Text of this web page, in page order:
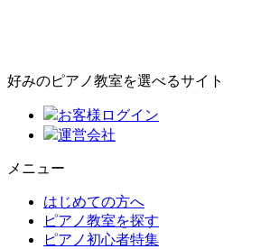
好みのピアノ教室を選べるサイト
お客様ログイン
運営会社
メニュー
はじめての方へ
ピアノ教室を探す
ピアノ初心者特集